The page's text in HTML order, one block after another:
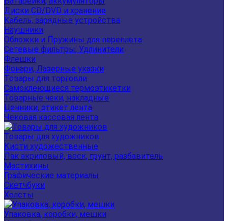
Диски CD/DVD и хранение
Кабель, зарядные устройства
Наушники
Обложки и Пружины для переплета
Сетевые фильтры, Удлинители
Флешки
Фонари, Лазерные указки
Товары для торговли
Самоклеющиеся термоэтикетки
Товарные чеки, накладные
Ценники, этикет лента
Чековая кассовая лента
Товары для художников
Кисти художественные
Лак акриловый, воск, грунт, разбавитель
Мастихины
Графические материалы
Скетчбуки
Холсты
Упаковка, коробки, мешки